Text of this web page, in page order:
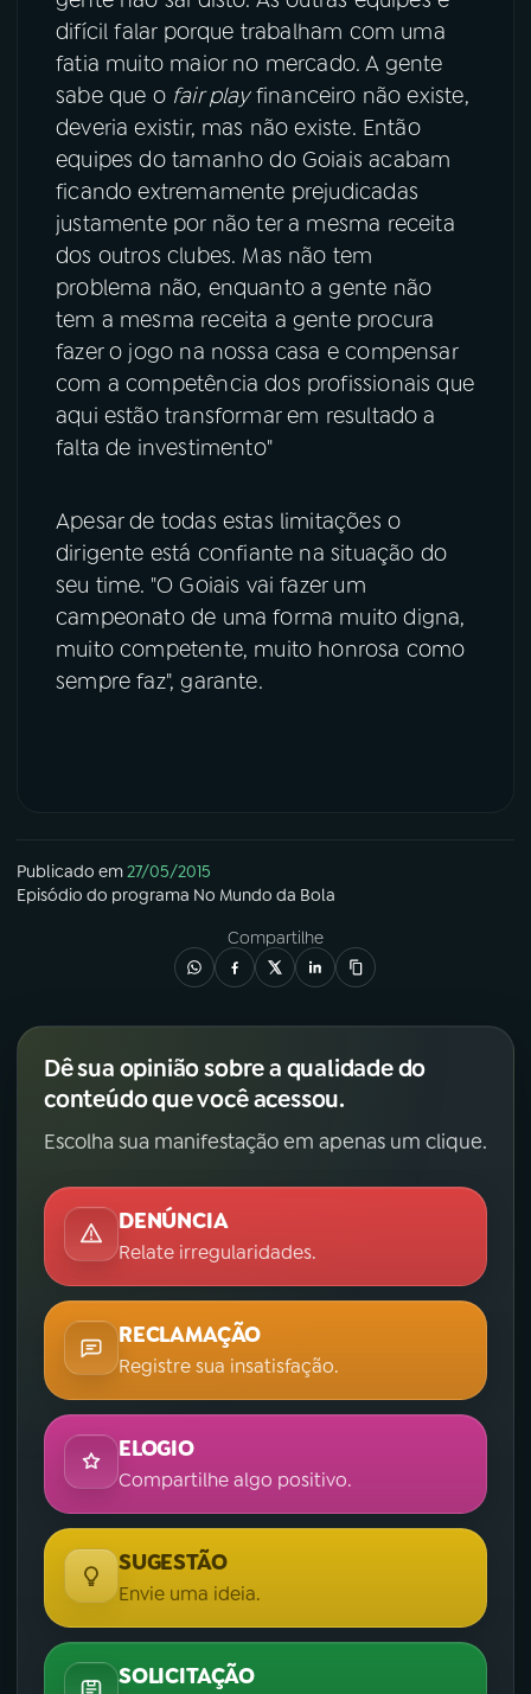
difícil falar porque trabalham com uma
fatia muito maior no mercado. A gente
sabe que o fair playfinanceiro não existe,
deveria existir, mas não existe. Então
equipes do tamanho do Goiais acabam
ficando extremamente prejudicadas
justamente por não ter a mesma receita
dos outros clubes. Mas não tem
problema não, enquanto a gente não
tem a mesma receita a gente procura
fazer o jogo na nossa casa e compensar
com a competência dos profissionais que
aqui estão transformar em resultado a
falta de investimento"
Apesar de todas estas limitações o
dirigente está confiante na situação do
seu time. "O Goiais vai fazer um
campeonato de uma forma muito digna,
muito competente, muito honrosa como
sempre faz", garante.
Publicado em27/05/2015
Episódio do programa No Mundo da Bola
Compartilhe
Dê sua opinião sobre a qualidade do
conteúdo que você acessou.
Escolha sua manifestação em apenas um clique.
DENÚNCIA
Relate irregularidades.
RECLAMAÇÃO
Registre sua insatisfação.
ELOGIO
Compartilhe algo positivo.
SUGESTÃO
Envie uma ideia.
SOLICITAÇÃO